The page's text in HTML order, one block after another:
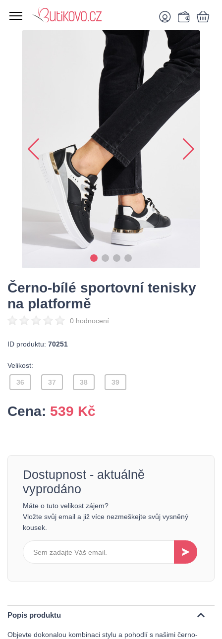
Černo-bílé sportovní tenisky
na platformě
0 hodnocení
ID produktu: 70251
Velikost:
36 37 38 39
Cena: 539 Kč
Dostupnost - aktuálně
vyprodáno
Máte o tuto velikost zájem?
Vložte svůj email a již více nezmeškejte svůj vysněný
kousek.
Popis produktu
Objevte dokonalou kombinaci stylu a pohodlí s našimi černo-